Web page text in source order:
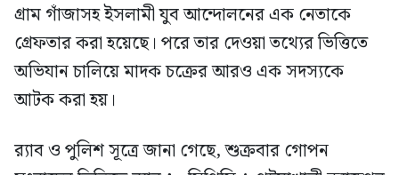
গ্রাম গাঁজাসহ ইসলামী যুব আন্দোলনের এক নেতাকে
গ্রেফতার করা হয়েছে। পরে তার দেওয়া তথ্যের ভিত্তিতে
অভিযান চালিয়ে মাদক চক্রের আরও এক সদস্যকে
আটক করা হয়।
র‍্যাব ও পুলিশ সূত্রে জানা গেছে, শুক্রবার গোপন